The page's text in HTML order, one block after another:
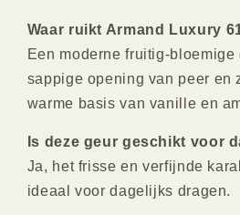
Waar ruikt Armand Luxury
Een moderne fruitig-bloemige
sappige opening van peer en
warme basis van vanille en
Is deze geur geschikt voor
Ja, het frisse en verfijnde
ideaal voor dagelijks dragen.